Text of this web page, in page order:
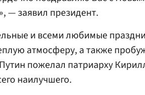
— заявил президент.
и всеми любимые
атмосферу, а также
пожелал патриарху
наилучшего.